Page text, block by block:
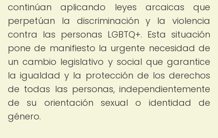
continúan aplicando leyes arcaicas que
perpetúan la discriminación y la violencia
contra las personas LGBTQ+. Esta situación
pone de manifiesto la urgente necesidad de
un cambio legislativo y social que garantice
la igualdad y la protección de los derechos
de todas las personas, independientemente
de su orientación sexual o identidad de
género.